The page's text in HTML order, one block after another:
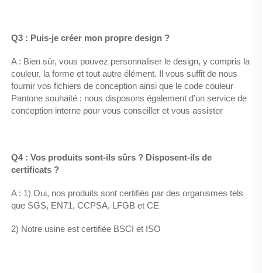
Q3 : Puis-je créer mon propre design ?
A : Bien sûr, vous pouvez personnaliser le design, y compris la
couleur, la forme et tout autre élément. Il vous suffit de nous
fournir vos fichiers de conception ainsi que le code couleur
Pantone souhaité ; nous disposons également d’un service de
conception interne pour vous conseiller et vous assister
Q4 : Vos produits sont-ils sûrs ? Disposent-ils de
certificats ?
A : 1) Oui, nos produits sont certifiés par des organismes tels
que SGS, EN71, CCPSA, LFGB et CE
2) Notre usine est certifiée BSCI et ISO